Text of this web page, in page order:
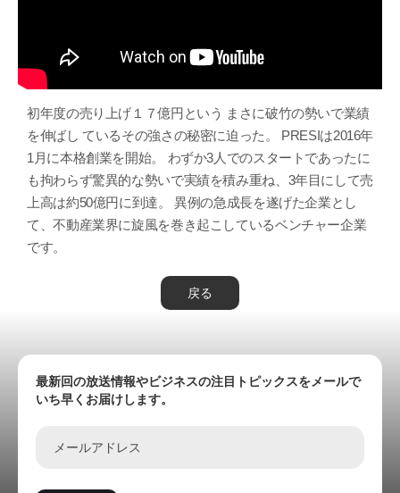
初年度の売り上げ１７億円という まさに破竹の勢いで業績
を伸ばし ているその強さの秘密に迫った。 PRESIは2016年
1月に本格創業を開始。 わずか3人でのスタートであったに
も拘わらず驚異的な勢いで実績を積み重ね、3年目にして売
上高は約50億円に到達。 異例の急成長を遂げた企業とし
て、不動産業界に旋風を巻き起こしているベンチャー企業
です。
戻る
最新回の放送情報やビジネスの注目トピックスをメールで
いち早くお届けします。